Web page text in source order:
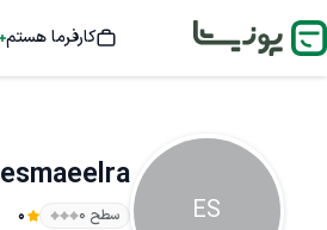
کارفرما هستم
ES
esmaeelra
سطح ۰ 0